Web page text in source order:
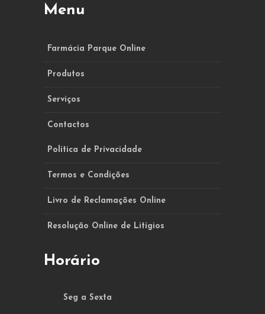
Menu
Farmácia Parque Online
Produtos
Serviços
Contactos
Política de Privacidade
Termos e Condições
Livro de Reclamações Online
Resolução Online de Litígios
Horário
Seg a Sexta